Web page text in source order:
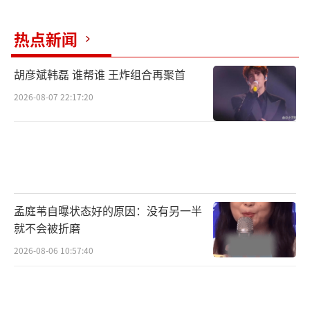
热点新闻
胡彦斌韩磊 谁帮谁 王炸组合再聚首
2026-08-07 22:17:20
孟庭苇自曝状态好的原因：没有另一半
就不会被折磨
2026-08-06 10:57:40